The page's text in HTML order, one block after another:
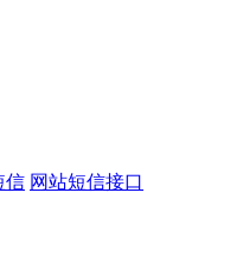
信 网站短信接口